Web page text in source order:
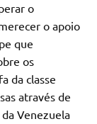
o
o apoio
que
os
da classe
através de
Venezuela